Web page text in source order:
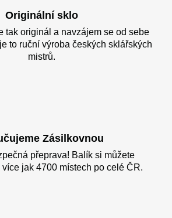
Originální sklo
tak originál a navzájem se od sebe
to ruční výroba českých sklářských
mistrů.
Zásilkovnou
přeprava! Balík si můžete
jak 4700 místech po celé ČR.